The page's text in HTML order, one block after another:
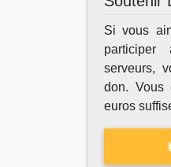
Si vous
participer
serveurs,
don. Vous
euros